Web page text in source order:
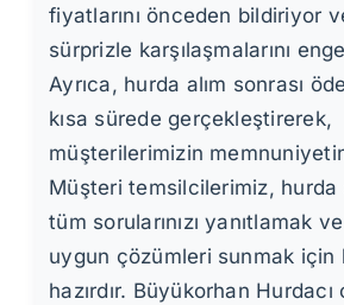
fiyatlarını önceden bildiriyor
sürprizle karşılaşmalarını
Ayrıca, hurda alım sonrası
kısa sürede gerçekleştirerek,
müşterilerimizin
Müşteri temsilcilerimiz, hurda
tüm sorularınızı yanıtlamak
uygun çözümleri sunmak için
hazırdır. Büyükorhan Hurdacı